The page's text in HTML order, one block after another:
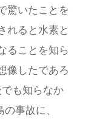
驚いたことを
れると水素と
ることを知ら
像したであろ
も知らなか
事故に、